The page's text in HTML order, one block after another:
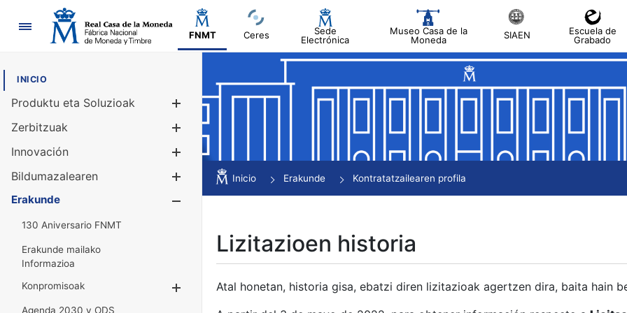
Nabigazioa
FNMT Ceres
Sede
Electrónica
Museo Casa de la
Moneda
SIAEN
Escuela de
Grabado
INICIO
Produktu eta Soluzioak
Erakutsi/Ezkutatu
Zerbitzuak
Innovación
Bildumazalearen
Erakutsi/Ezkutatu
Erakunde
130 Aniversario FNMT
Erakunde mailako
Informazioa
Konpromisoak
Erakutsi/Ezkutatu
Agenda 2030 y ODS
Inicio Erakunde Kontratatzailearen profila
Lizitazioen historia
Atal honetan, historia gisa, ebatzi diren lizitazioak agertzen dira, baita hain